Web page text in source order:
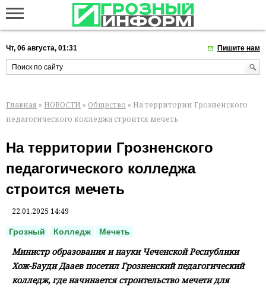
Чт, 06 августа, 01:31 Пишите нам
Главная » НОВОСТИ » Общество » На территории Грозненского
педагогического колледжа строится мечеть
На территории Грозненского
педагогического колледжа
строится мечеть
22.01.2025 14:49
Грозный Колледж Мечеть
Министр образования и науки Чеченской Республики
Хож-Бауди Дааев посетил Грозненский педагогический
колледж, где начинается строительство мечети для